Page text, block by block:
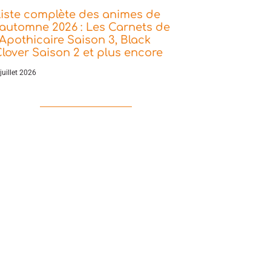
complète des animes de
2026 : Les Carnets de
Saison 3, Black
Saison 2 et plus encore
2026